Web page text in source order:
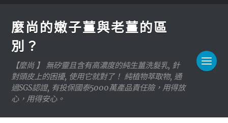
麼尚的嫩子薑與老薑的區
別？
【麼尚 】 無矽靈且含有高濃度的純生薑洗髮乳, 針
對頭皮上的困擾, 使用它就對了！ 純植物萃取物, 通
過SGS認證, 有投保國泰5000萬產品責任險，用得放
心，用得安心。